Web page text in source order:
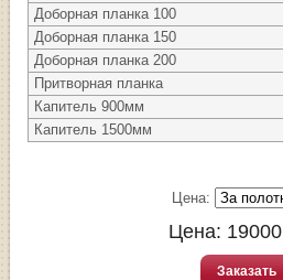
Доборная планка 100
Доборная планка 150
Доборная планка 200
Притворная планка
Капитель 900мм
Капитель 1500мм
Цена:
Цена: 19000
Заказать